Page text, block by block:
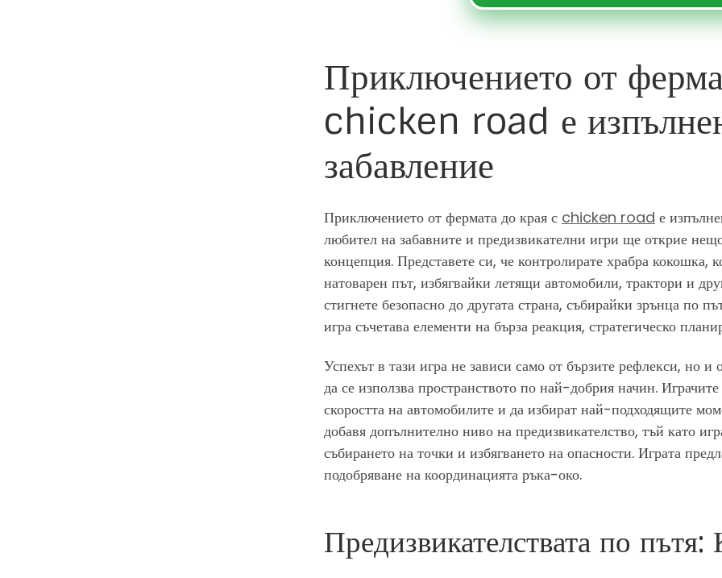
Приключението от
chicken road е
забавление
Приключението от фермата до края с chicken road е
любител на забавните и предизвикателни игри ще открие
концепция. Представете си, че контролирате храбра кокошка,
натоварен път, избягвайки летящи автомобили, трактори и
стигнете безопасно до другата страна, събирайки зрънца по
игра съчетава елементи на бърза реакция, стратегическо
Успехът в тази игра не зависи само от бързите рефлекси, но
да се използва пространството по най-добрия начин.
скоростта на автомобилите и да избират най-подходящите
добавя допълнително ниво на предизвикателство, тъй като
събирането на точки и избягването на опасности. Играта
подобряване на координацията ръка-око.
Предизвикателствата по